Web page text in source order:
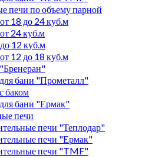
печи по объему парной
от 18 до 24 куб.м
от 24 куб.м
до 12 куб.м
от 12 до 18 куб.м
бани "Прометалл"
баком
бани "Ермак"
печи
печи "Теплодар"
печи "Ермак"
печи "TMF"